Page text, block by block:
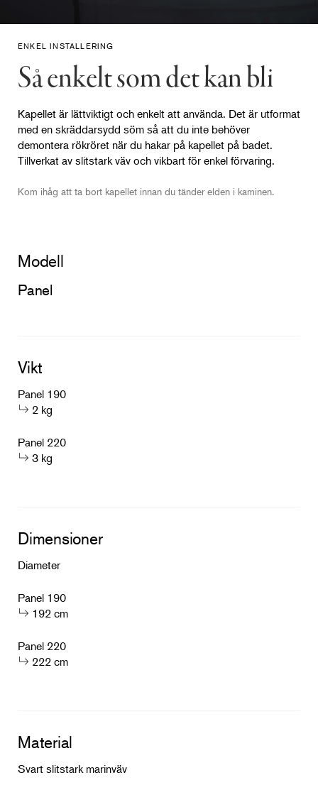
ENKEL INSTALLERING
Så enkelt som det kan bli
Kapellet är lättviktigt och enkelt att använda. Det är utformat
med en skräddarsydd söm så att du inte behöver
demontera rökröret när du hakar på kapellet på badet.
Tillverkat av slitstark väv och vikbart för enkel förvaring.
Kom ihåg att ta bort kapellet innan du tänder elden i kaminen.
Modell
Panel
Vikt
Panel 190
2 kg
Panel 220
3 kg
Dimensioner
Diameter
Panel 190
192 cm
Panel 220
222 cm
Material
Svart slitstark marinväv